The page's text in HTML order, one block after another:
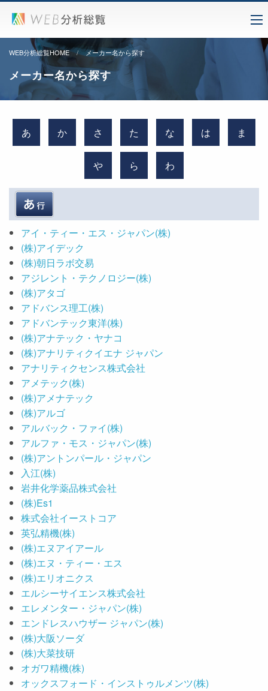
WEB分析総覧HOME メーカー名から探す
メーカー名から探す
あ か さ た な は ま
や ら わ
アイ・ティー・エス・ジャパン(株)
(株)アイデック
(株)朝日ラボ交易
アジレント・テクノロジー(株)
(株)アタゴ
アドバンス理工(株)
アドバンテック東洋(株)
(株)アナテック・ヤナコ
(株)アナリティクイエナ ジャパン
アナリティクセンス株式会社
アメテック(株)
(株)アメナテック
(株)アルゴ
アルバック・ファイ(株)
アルファ・モス・ジャパン(株)
(株)アントンパール・ジャパン
入江(株)
岩井化学薬品株式会社
(株)Es1
株式会社イーストコア
英弘精機(株)
(株)エヌアイアール
(株)エヌ・ティー・エス
(株)エリオニクス
エルシーサイエンス株式会社
エレメンター・ジャパン(株)
エンドレスハウザー ジャパン(株)
(株)大阪ソーダ
(株)大菜技研
オガワ精機(株)
オックスフォード・インストゥルメンツ(株)